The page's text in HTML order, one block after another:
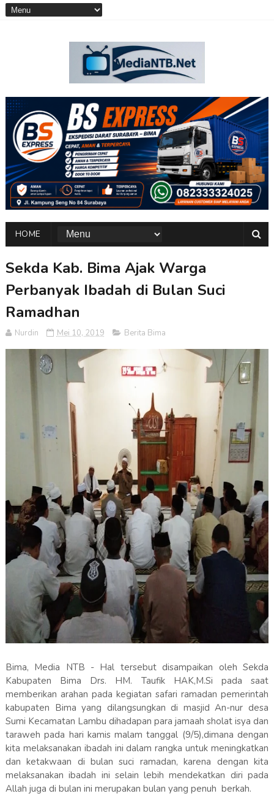
HOME
Sekda Kab. Bima Ajak Warga
Perbanyak Ibadah di Bulan Suci
Ramadhan
Nurdin Mei 10, 2019 Berita Bima
Bima, Media NTB - Hal tersebut disampaikan oleh Sekda
Kabupaten Bima Drs. HM. Taufik HAK,M.Si pada saat
memberikan arahan pada kegiatan safari ramadan pemerintah
kabupaten Bima yang dilangsungkan di masjid An-nur desa
Sumi Kecamatan Lambu dihadapan para jamaah sholat isya dan
taraweh pada hari kamis malam tanggal (9/5),dimana dengan
kita melaksanakan ibadah ini dalam rangka untuk meningkatkan
dan ketakwaan di bulan suci ramadan, karena dengan kita
melaksanakan ibadah ini selain lebih mendekatkan diri pada
Allah juga di bulan ini merupakan bulan yang penuh berkah.